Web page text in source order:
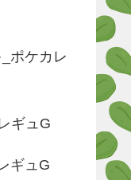
ポケカレ
ギュG
ギュG